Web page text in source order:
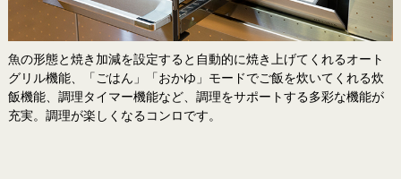
魚の形態と焼き加減を設定すると自動的に焼き上げてくれるオート
グリル機能、「ごはん」「おかゆ」モードでご飯を炊いてくれる炊
飯機能、調理タイマー機能など、調理をサポートする多彩な機能が
充実。調理が楽しくなるコンロです。